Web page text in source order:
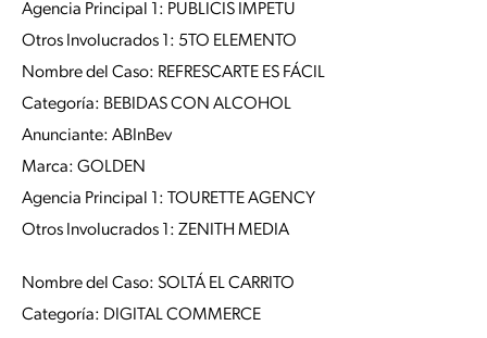
Agencia Principal 1: PUBLICIS IMPETU
Otros Involucrados 1: 5TO ELEMENTO
Nombre del Caso: REFRESCARTE ES FÁCIL
Categoría: BEBIDAS CON ALCOHOL
Anunciante: ABInBev
Marca: GOLDEN
Agencia Principal 1: TOURETTE AGENCY
Otros Involucrados 1: ZENITH MEDIA
Nombre del Caso: SOLTÁ EL CARRITO
Categoría: DIGITAL COMMERCE